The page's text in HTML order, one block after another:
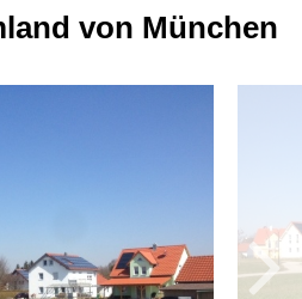
von München